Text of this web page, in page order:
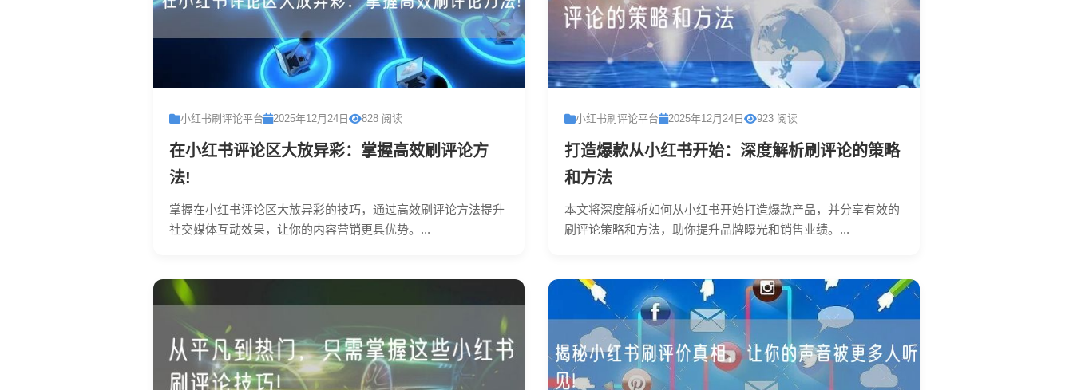
小红书刷评论平台 2025年12月24日 828 阅读
在小红书评论区大放异彩：掌握高效刷评论方
法!
掌握在小红书评论区大放异彩的技巧，通过高效刷评论方法提升
社交媒体互动效果，让你的内容营销更具优势。...
小红书刷评论平台 2025年12月24日 923 阅读
打造爆款从小红书开始：深度解析刷评论的策略
和方法
本文将深度解析如何从小红书开始打造爆款产品，并分享有效的
刷评论策略和方法，助你提升品牌曝光和销售业绩。...